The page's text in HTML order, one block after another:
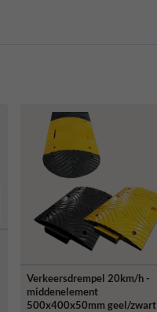
Verkeersdrempel 20km/h -
middenelement
500x400x50mm geel/zwart